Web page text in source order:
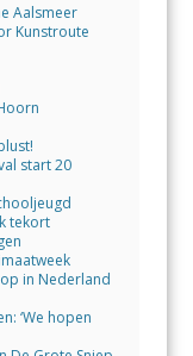
Aalsmeer
Kunstroute
start 20
tekort
in Nederland
‘We hopen